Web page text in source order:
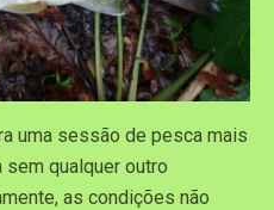
uma sessão de pesca mais
qualquer outro
as condições não